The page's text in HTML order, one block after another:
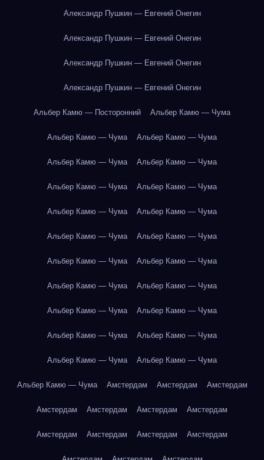
Александр Пушкин — Евгений Онегин
Александр Пушкин — Евгений Онегин
Александр Пушкин — Евгений Онегин
Александр Пушкин — Евгений Онегин
Альбер Камю — Посторонний Альбер Камю — Чума
Альбер Камю — Чума Альбер Камю — Чума
Альбер Камю — Чума Альбер Камю — Чума
Альбер Камю — Чума Альбер Камю — Чума
Альбер Камю — Чума Альбер Камю — Чума
Альбер Камю — Чума Альбер Камю — Чума
Альбер Камю — Чума Альбер Камю — Чума
Альбер Камю — Чума Альбер Камю — Чума
Альбер Камю — Чума Альбер Камю — Чума
Альбер Камю — Чума Альбер Камю — Чума
Альбер Камю — Чума Альбер Камю — Чума
Альбер Камю — Чума Амстердам Амстердам Амстердам
Амстердам Амстердам Амстердам Амстердам
Амстердам Амстердам Амстердам Амстердам